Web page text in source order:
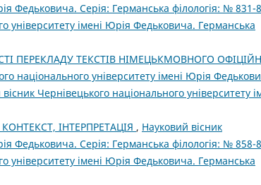
Федьковича. Серія: Германська філологія: № 831-
університету імені Юрія Федьковича. Германська
ПЕРЕКЛАДУ ТЕКСТІВ НІМЕЦЬКМОВНОГО
національного університету імені Юрія
Чернівецького національного університету
ІНТЕРПРЕТАЦІЯ , Науковий вісник
Федьковича. Серія: Германська філологія: № 858-
університету імені Юрія Федьковича. Германська